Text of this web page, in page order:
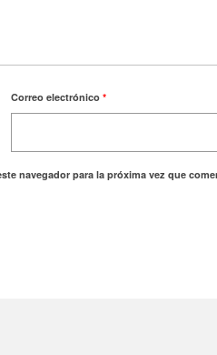
Correo electrónico*
navegador para la próxima vez que